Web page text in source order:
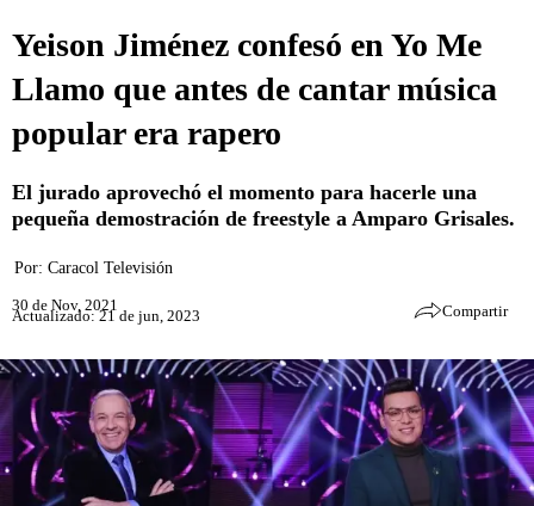
Yeison Jiménez confesó en Yo Me
Llamo que antes de cantar música
popular era rapero
El jurado aprovechó el momento para hacerle una
pequeña demostración de freestyle a Amparo Grisales.
Por: Caracol Televisión
30 de Nov, 2021
Actualizado: 21 de jun, 2023 Compartir